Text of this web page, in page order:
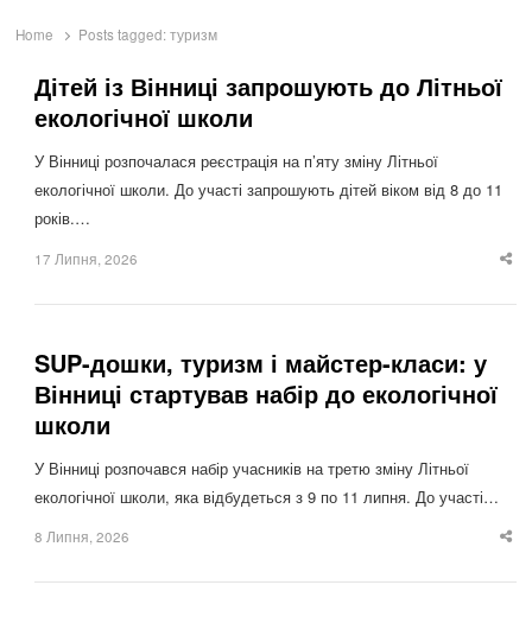
Home Posts tagged:туризм
Дітей із Вінниці запрошують до Літньої
екологічної школи
У Вінниці розпочалася реєстрація на п’яту зміну Літньої
екологічної школи. До участі запрошують дітей віком від 8 до 11
років.…
17 Липня, 2026
SUP-дошки, туризм і майстер-класи: у
Вінниці стартував набір до екологічної
школи
У Вінниці розпочався набір учасників на третю зміну Літньої
екологічної школи, яка відбудеться з 9 по 11 липня. До участі…
8 Липня, 2026